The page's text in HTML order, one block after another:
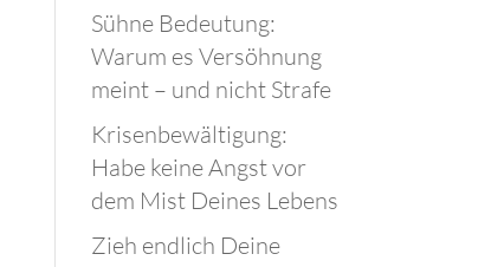
Sühne Bedeutung:
Warum es Versöhnung
meint – und nicht Strafe
Krisenbewältigung:
Habe keine Angst vor
dem Mist Deines Lebens
Zieh endlich Deine